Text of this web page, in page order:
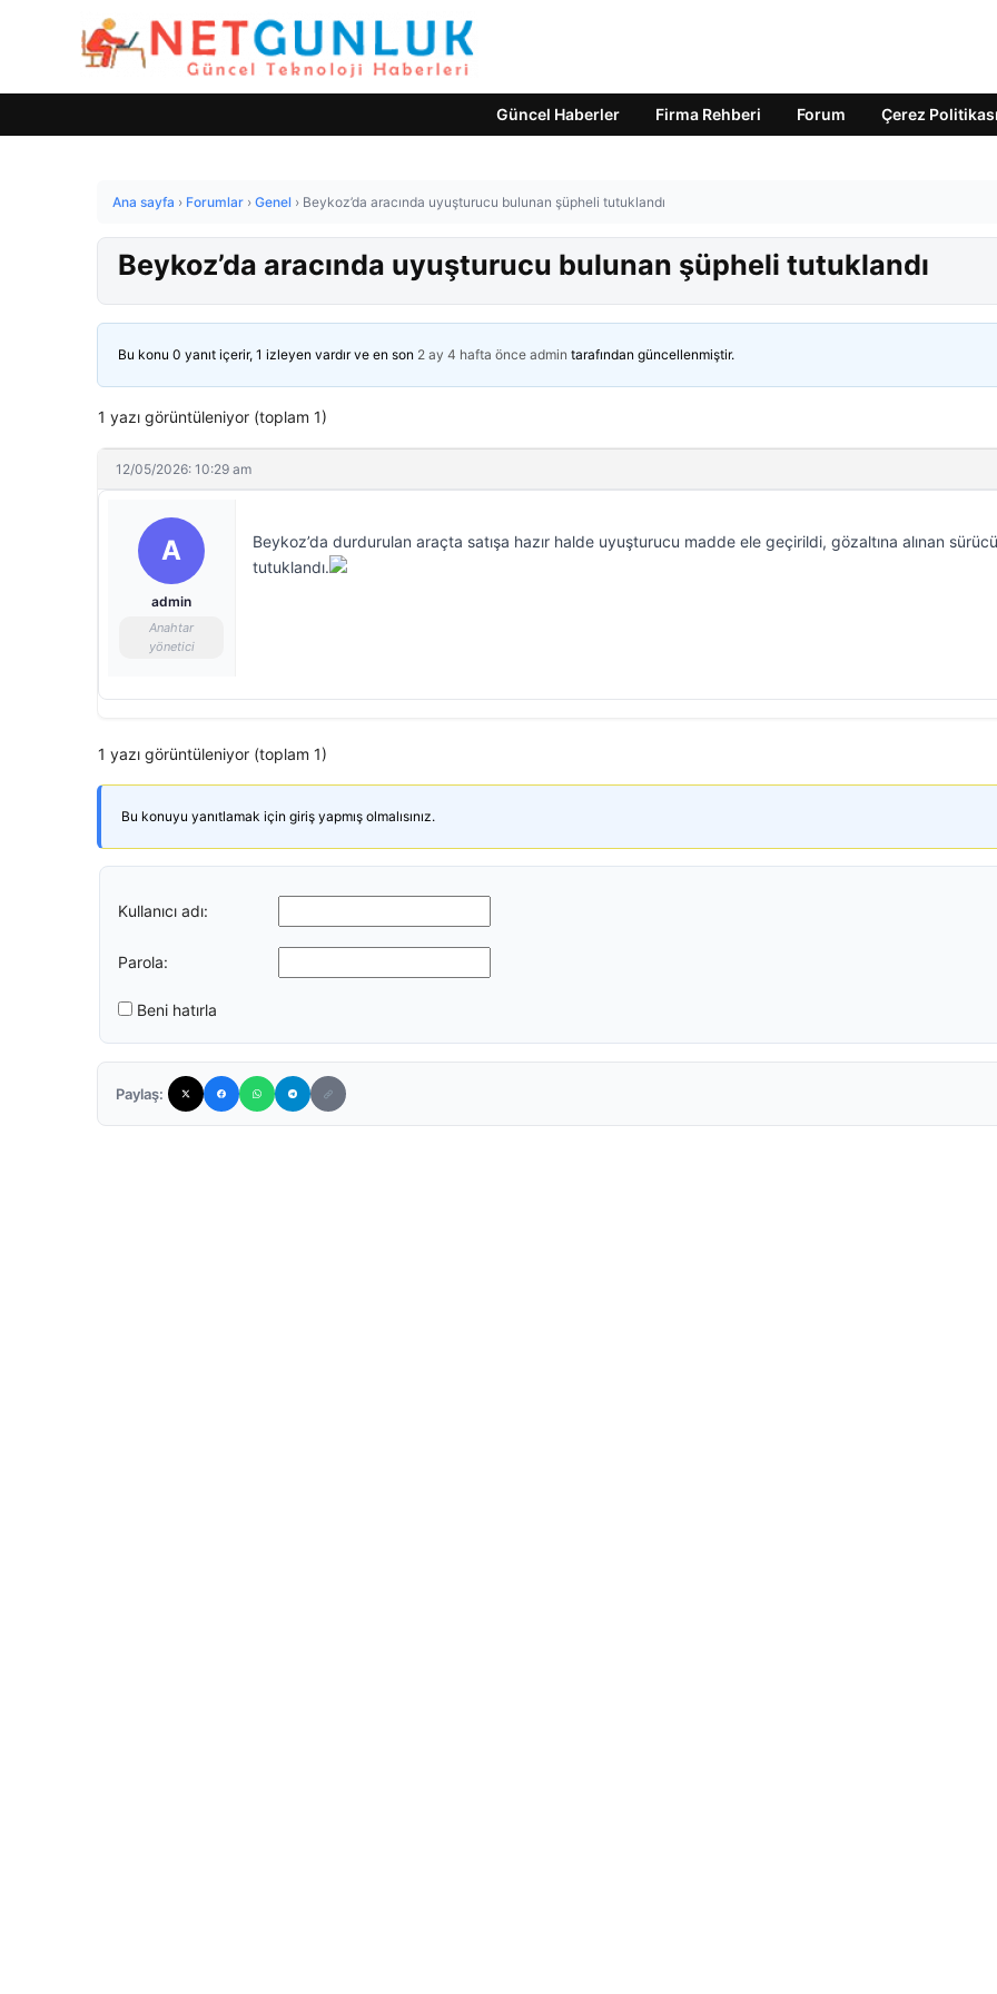
Güncel Haberler Firma Rehberi Forum Çerez Politikası
Ana sayfa › Forumlar › Genel › Beykoz’da aracında uyuşturucu bulunan şüpheli tutuklandı
Beykoz’da aracında uyuşturucu bulunan şüpheli tutuklandı
Bu konu 0 yanıt içerir, 1 izleyen vardır ve en son 2 ay 4 hafta önce admin tarafından güncellenmiştir.
1 yazı görüntüleniyor (toplam 1)
12/05/2026: 10:29 am
A
admin
Anahtar
yönetici
Beykoz’da durdurulan araçta satışa hazır halde uyuşturucu madde ele geçirildi, gözaltına alınan sürücü
tutuklandı.
1 yazı görüntüleniyor (toplam 1)
Bu konuyu yanıtlamak için giriş yapmış olmalısınız.
Kullanıcı adı:
Parola:
Beni hatırla
Paylaş: